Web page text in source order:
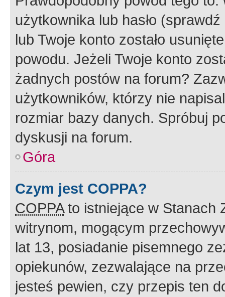
użytkownika lub hasło
lub Twoje konto zostało
powodu. Jeżeli Twoje konto
żadnych postów na forum?
użytkowników, którzy nie
rozmiar bazy danych. Spróbuj
dyskusji na forum.
Góra
Czym jest COPPA?
COPPAto istniejące w Stanach
witrynom, mogącym
lat 13, posiadanie pisemnego
opiekunów, zezwalające na
jesteś pewien, czy przepis ten